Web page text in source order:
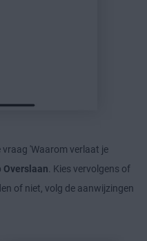
vraag 'Waarom verlaat je
Overslaan. Kies vervolgens of
of niet, volg de aanwijzingen